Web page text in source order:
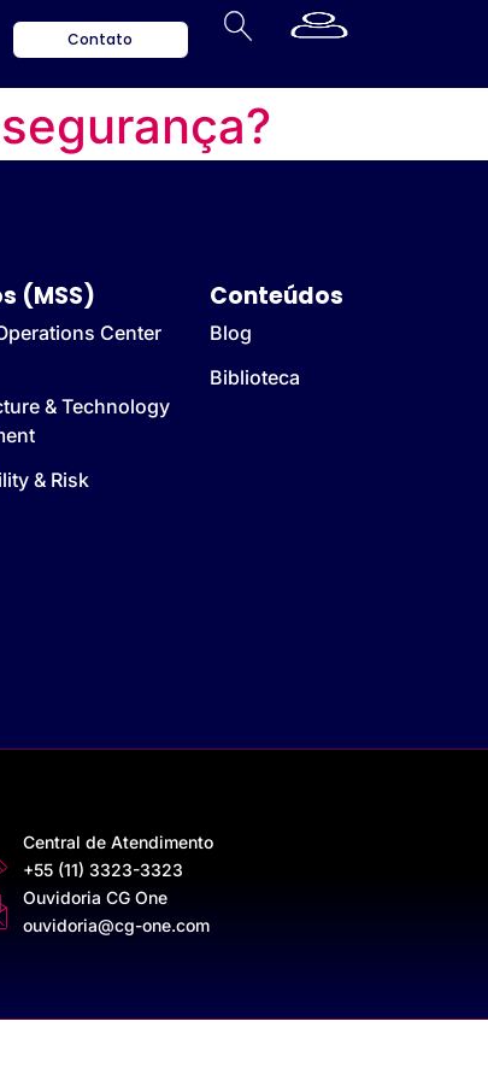
Contato
(MSS)
Center
& Technology
& Risk
Conteúdos
Blog
Biblioteca
Central de Atendimento
+55 (11) 3323-3323
Ouvidoria CG One
ouvidoria@cg-one.com